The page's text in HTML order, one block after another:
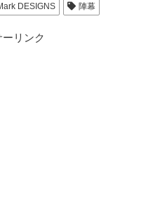
DESIGNS 陣幕
ーリンク